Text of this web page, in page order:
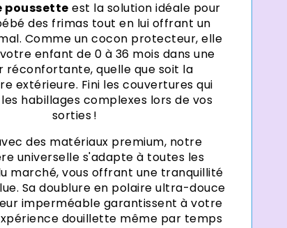
poussette est la solution idéale pour
des frimas tout en lui offrant un
Comme un cocon protecteur, elle
enfant de 0 à 36 mois dans une
réconfortante, quelle que soit la
extérieure. Fini les couvertures qui
habillages complexes lors de vos
sorties !
des matériaux premium, notre
universelle s'adapte à toutes les
marché, vous offrant une tranquillité
Sa doublure en polaire ultra-douce
imperméable garantissent à votre
douillette même par temps